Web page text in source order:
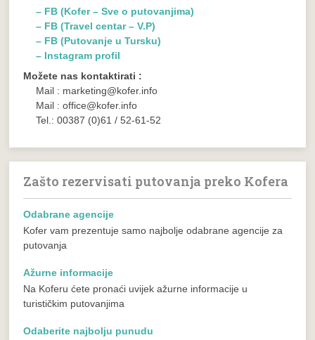
– FB (Kofer – Sve o putovanjima)
– FB (Travel centar – V.P)
– FB (Putovanje u Tursku)
– Instagram profil
Možete nas kontaktirati :
Mail : marketing@kofer.info
Mail : office@kofer.info
Tel.: 00387 (0)61 / 52-61-52
Zašto rezervisati putovanja preko Kofera
Odabrane agencije
Kofer vam prezentuje samo najbolje odabrane agencije za
putovanja
Ažurne informacije
Na Koferu ćete pronaći uvijek ažurne informacije u
turističkim putovanjima
Odaberite najbolju punudu